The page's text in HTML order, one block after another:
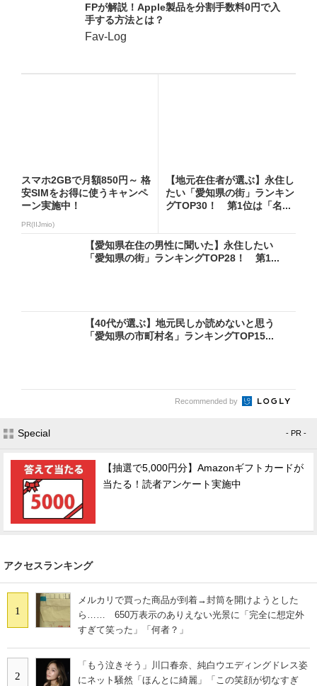
FPが解説！Apple製品を分割手数料0円で入
手する方法とは？
Fav-Log
スマホ2GBで月額850円～ 格
安SIMをお得に使うキャンペ
ーン実施中！
PR(IIJmio)
【地元在住者が選ぶ】永住し
たい「愛知県の街」ランキン
グTOP30！ 第1位は「名...
【愛知県在住の男性に聞いた】永住したい
「愛知県の街」ランキングTOP28！ 第1...
【40代が選ぶ】地元民しか読めないと思う
「愛知県の市町村名」ランキングTOP15...
Recommended by
Special - PR -
【抽選で5,000円分】Amazonギフトカードが
当たる！読者アンケート実施中
アクセスランキング
1
メルカリで買った商品が到着→封筒を開けようとした
ら…… 650万表示のありえない光景に「完全に想定外
すぎて笑った」「何者？」
2
「もう泣きそう」川口春奈、純白ウエディングドレス姿
にネット騒然「ほんとに綺麗」「この笑顔が切なすぎ